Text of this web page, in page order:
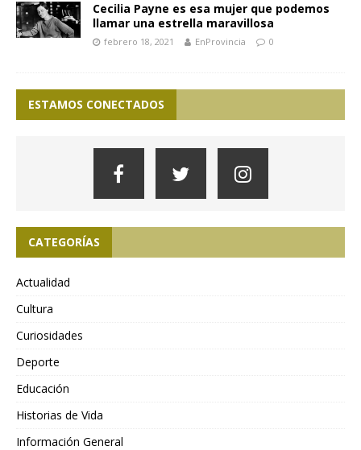
Cecilia Payne es esa mujer que podemos
llamar una estrella maravillosa
febrero 18, 2021 EnProvincia 0
ESTAMOS CONECTADOS
CATEGORÍAS
Actualidad
Cultura
Curiosidades
Deporte
Educación
Historias de Vida
Información General